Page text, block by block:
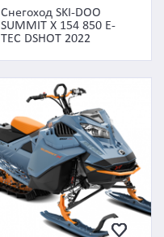
Снегоход SKI-DOO
SUMMIT X 154 850 E-
TEC DSHOT 2022